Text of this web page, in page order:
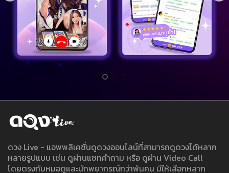
ดวง Live - แอพพลิเคชั่นดูดวงออนไลน์ที่สามารถดูดวงได้หลาก
หลายรูปแบบ เช่น ดูผ่านแชทคำถาม หรือ ดูผ่าน Video Call
โดยตรงกับหมอดูและนักพยากรณ์กว่าพันคน มีให้เลือกหลาก